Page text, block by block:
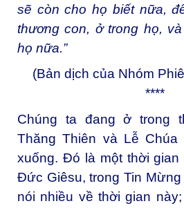
sẽ còn cho họ biết nữa,
thương con, ở trong họ,
họ nữa.”
(Bản dịch của Nhóm
****
Chúng ta đang ở trong
Thăng Thiên và Lễ Chúa
xuống. Đó là một thời gian
Đức Giêsu, trong Tin
nói nhiều về thời gian